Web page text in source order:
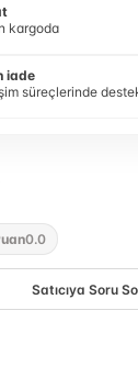
kargoda
iade
süreçlerinde
0.0
Satıcıya Soru